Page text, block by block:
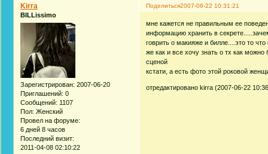
Поделиться2007-06-22 10:31:21
Kirra
BILLissimo
Зарегистрирован: 2007-06-20
Приглашений: 0
Сообщений: 1107
Пол: Женский
Провел на форуме:
6 дней 8 часов
Последний визит:
2011-04-08 02:10:22
мне кажется не правильным ее
информацию хранить в
говрить о макияже и билле....это то
же как и все хочу знать о тх как
сценой
кстати, а есть фото этой роковой
отредактировано kirra (2007-06-22